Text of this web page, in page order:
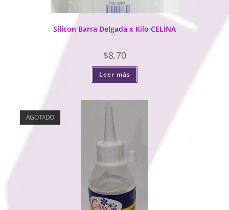
Silicon Barra Delgada x Kilo CELINA
$8.70
Leer más
AGOTADO